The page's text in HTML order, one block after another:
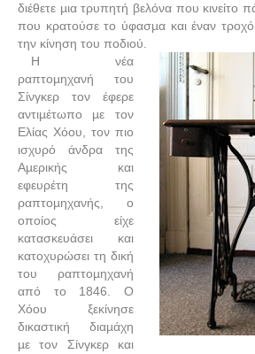
διέθετε µια τρυπητή βελόνα που κινείτο
που κρατούσε το ύφασµα και έναν
την κίνηση του ποδιού.
Η νέα
ραπτοµηχανή του
Σίνγκερ τον έφερε
αντιµέτωπο µε τον
Ελίας Χόου, τον πιο
ισχυρό άνδρα της
Αµερικής και
εφευρέτη της
ραπτοµηχανής, ο
οποίος είχε
κατασκευάσει και
κατοχυρώσει τη δική
του ραπτοµηχανή
από το 1846. Ο
Χόου ξεκίνησε
δικαστική διαµάχη
µε τον Σίνγκερ και